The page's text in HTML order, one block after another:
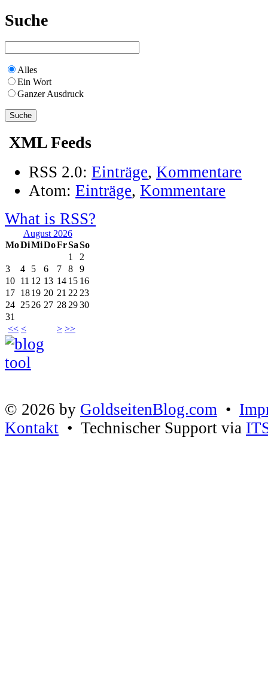
Suche
Alles
Ein Wort
Ganzer Ausdruck
XML Feeds
RSS 2.0: Einträge, Kommentare
Atom: Einträge, Kommentare
What is RSS?
August 2026
MoDiMiDoFrSaSo
<< < > >>
1
2
3
4 5 6 7 8
9
10 11 12 13 14 15 16
17 1819 20 21 22 23
24 2526 27 28 2930
31
© 2026 by GoldseitenBlog.com •
Kontakt • Technischer Support via